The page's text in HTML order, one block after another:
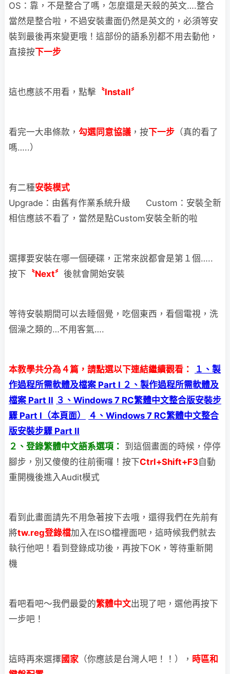
OS：靠，不是整合了嗎，怎麼還是天殺的英文….整合
當然是整合啦，不過安裝畫面仍然是英文的，必須等安
裝到最後再來變更哦！這部份的語系別都不用去動他，
直接按下一步
這也應該不用看，點擊 〝Install〞
看完一大串條款， 勾選同意協議 ，按下一步 （真的看了
嗎…..）
有二種安裝模式
Upgrade：由舊有作業系統升級 Custom：安裝全新
相信應該不看了，當然是點Custom安裝全新的啦
選擇要安裝在哪一個硬碟，正常來說都會是第１個…..
按下 〝Next〞 後就會開始安裝
等待安裝期間可以去睡個覺，吃個東西，看個電視，洗
個澡之類的…不用客氣….
本教學共分為４篇，請點選以下連結繼續觀看：
１、製
作過程所需軟體及檔案 Part I ２、製作過程所需軟體及
檔案 Part II ３、Windows 7 RC繁體中文整合版安裝步
驟 Part I（本頁面）
４、Windows 7 RC繁體中文整合
版安裝步驟 Part II
２、登錄繁體中文語系選項： 到這個畫面的時候，停停
腳步，別又傻傻的往前衝囉！ 按下Ctrl+Shift+F3自動
重開機後進入Audit模式
看到此畫面請先不用急著按下去哦，還得我們在先前有
將tw.reg登錄檔加入在ISO檔裡面吧，這時候我們就去
執行他吧！看到登錄成功後，再按下OK，等待重新開
機
看吧看吧～我們最愛的繁體中文出現了吧，選他再按下
一步吧！
這時再來選擇 國家 （你應該是台灣人吧！！）， 時區和